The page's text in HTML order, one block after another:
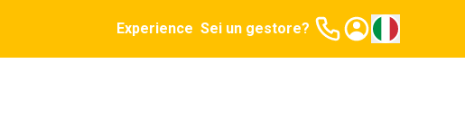
Experience Sei un gestore?